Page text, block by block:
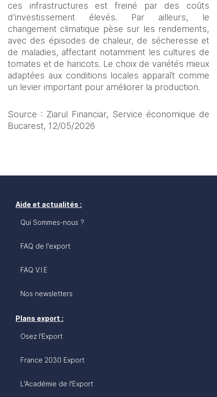
ces infrastructures est freiné par des coûts
d’investissement élevés. Par ailleurs, le
changement climatique pèse sur les rendements,
avec des épisodes de chaleur, de sécheresse et
de maladies, affectant notamment les cultures de
tomates et de haricots. Le choix de variétés mieux
adaptées aux conditions locales apparaît comme
un levier important pour améliorer la production.
Source : Ziarul Financiar, Service économique de
Bucarest, 12/05/2026
Aide et actualités :
Qui Sommes-nous ?
FAQ de l'export
FAQ V.I.E
Nos newsletters
Plans export :
Osez l'Export
France 2030 Export
L'Académie de l'Export